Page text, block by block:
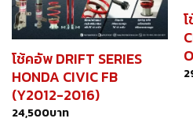
โช้คอัพ DRIFT SERIES
HONDA CIVIC FB
(Y2012-2016)
24,500บาท